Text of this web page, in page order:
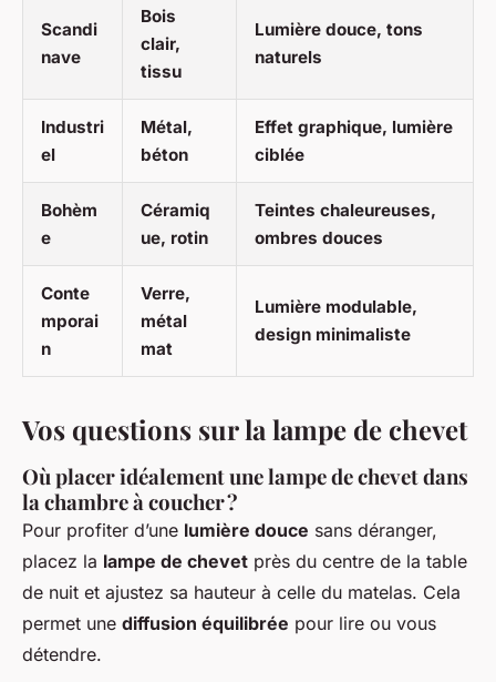
Scandi
nave
Bois
clair,
tissu
Lumière douce, tons
naturels
Industri
el
Métal,
béton
Effet graphique, lumière
ciblée
Bohèm
e
Céramiq
ue, rotin
Teintes chaleureuses,
ombres douces
Conte
mporai
n
Verre,
métal
mat
Lumière modulable,
design minimaliste
Vos questions sur la lampe de chevet
Où placer idéalement une lampe de chevet dans
la chambre à coucher ?
Pour profiter d’une lumière douce sans déranger,
placez la lampe de chevet près du centre de la table
de nuit et ajustez sa hauteur à celle du matelas. Cela
permet une diffusion équilibrée pour lire ou vous
détendre.